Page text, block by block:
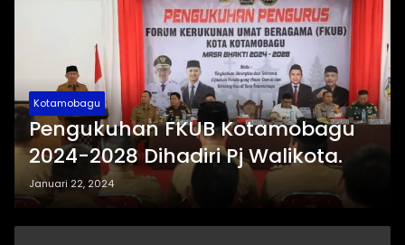
Kotamobagu
Pengukuhan FKUB Kotamobagu
2024-2028 Dihadiri Pj Walikota.
Januari 22, 2024